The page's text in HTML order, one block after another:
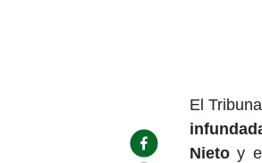
El
Nietoy el